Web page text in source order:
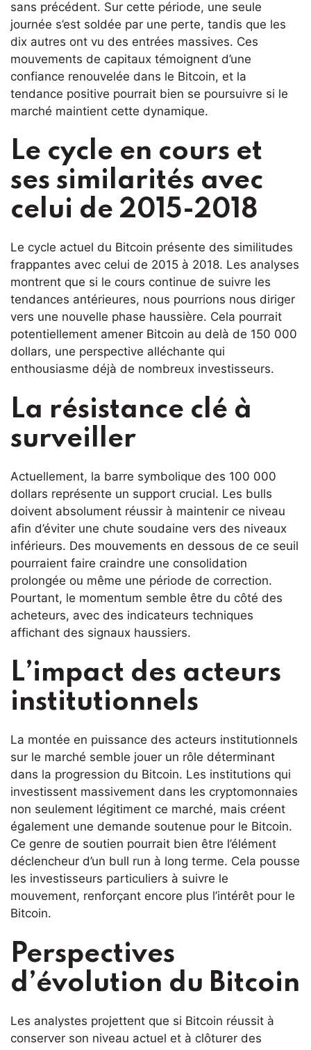
sans précédent. Sur cette période, une seule
journée s’est soldée par une perte, tandis que les
dix autres ont vu des entrées massives. Ces
mouvements de capitaux témoignent d’une
confiance renouvelée dans le Bitcoin, et la
tendance positive pourrait bien se poursuivre si le
marché maintient cette dynamique.
Le cycle en cours et
ses similarités avec
celui de 2015-2018
Le cycle actuel du Bitcoin présente des similitudes
frappantes avec celui de 2015 à 2018. Les analyses
montrent que si le cours continue de suivre les
tendances antérieures, nous pourrions nous diriger
vers une nouvelle phase haussière. Cela pourrait
potentiellement amener Bitcoin au delà de 150 000
dollars, une perspective alléchante qui
enthousiasme déjà de nombreux investisseurs.
La résistance clé à
surveiller
Actuellement, la barre symbolique des 100 000
dollars représente un support crucial. Les bulls
doivent absolument réussir à maintenir ce niveau
afin d’éviter une chute soudaine vers des niveaux
inférieurs. Des mouvements en dessous de ce seuil
pourraient faire craindre une consolidation
prolongée ou même une période de correction.
Pourtant, le momentum semble être du côté des
acheteurs, avec des indicateurs techniques
affichant des signaux haussiers.
L’impact des acteurs
institutionnels
La montée en puissance des acteurs institutionnels
sur le marché semble jouer un rôle déterminant
dans la progression du Bitcoin. Les institutions qui
investissent massivement dans les cryptomonnaies
non seulement légitiment ce marché, mais créent
également une demande soutenue pour le Bitcoin.
Ce genre de soutien pourrait bien être l’élément
déclencheur d’un bull run à long terme. Cela pousse
les investisseurs particuliers à suivre le
mouvement, renforçant encore plus l’intérêt pour le
Bitcoin.
Perspectives
d’évolution du Bitcoin
Les analystes projettent que si Bitcoin réussit à
conserver son niveau actuel et à clôturer des